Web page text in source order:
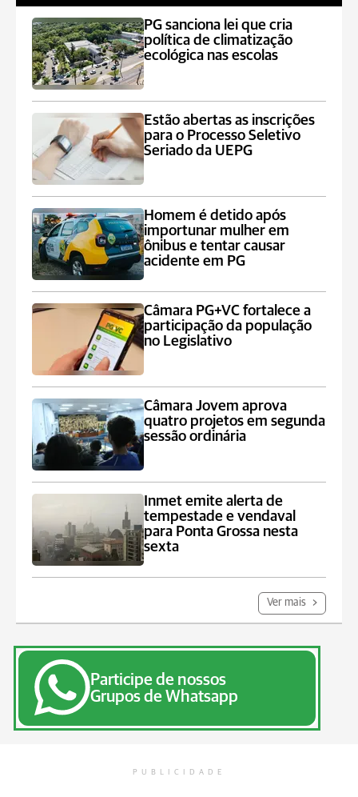
PG sanciona lei que cria
política de climatização
ecológica nas escolas
Estão abertas as inscrições
para o Processo Seletivo
Seriado da UEPG
Homem é detido após
importunar mulher em
ônibus e tentar causar
acidente em PG
Câmara PG+VC fortalece a
participação da população
no Legislativo
Câmara Jovem aprova
quatro projetos em segunda
sessão ordinária
Inmet emite alerta de
tempestade e vendaval
para Ponta Grossa nesta
sexta
Ver mais
Participe de nossos
Grupos de Whatsapp
PUBLICIDADE